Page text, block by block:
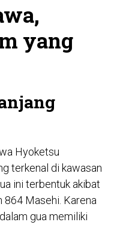
yang
Hyoketsu
terkenal di kawasan
ini terbentuk akibat
864 Masehi. Karena
gua memiliki